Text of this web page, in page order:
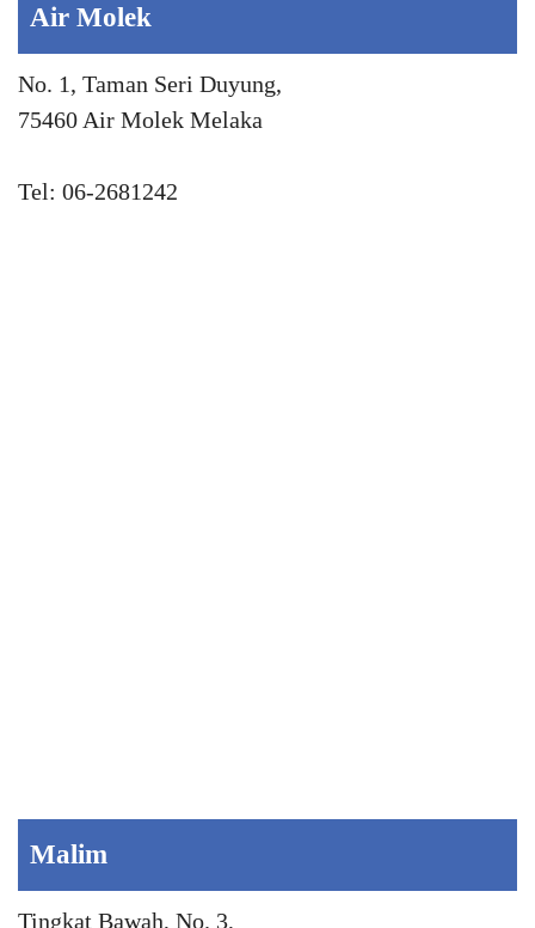
Air Molek
No. 1, Taman Seri Duyung,
75460 Air Molek Melaka
Tel: 06-2681242
Malim
Tingkat Bawah, No. 3,